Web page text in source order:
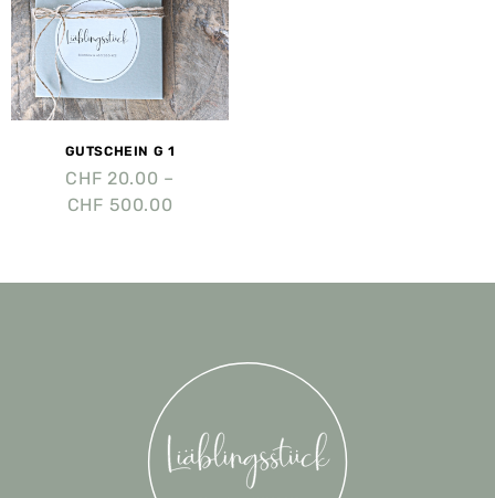
GUTSCHEIN G 1
CHF 20.00 –
CHF 500.00